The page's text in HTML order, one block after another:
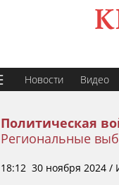
Новости Видео
Политическая
Региональные
18:12 30 ноября 2024 /